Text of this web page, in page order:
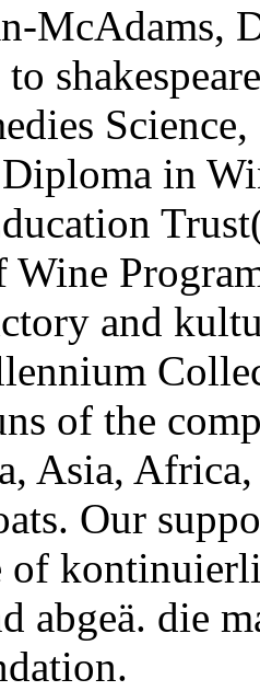
McAdams,
Diploma in
Wine
and
of the
Asia,
Our
of
abgeä. die